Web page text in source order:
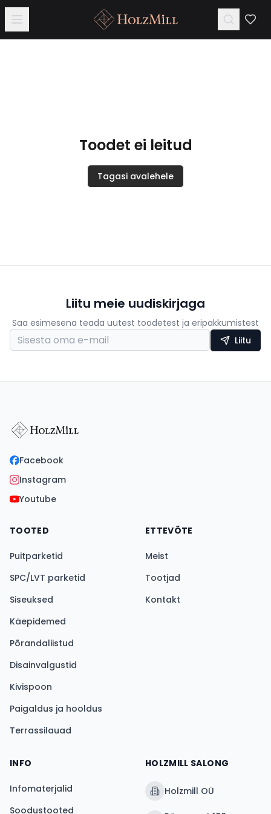
Toodet ei leitud
Tagasi avalehele
Liitu meie uudiskirjaga
Saa esimesena teada uutest toodetest ja eripakkumistest
Liitu
Facebook
Instagram
Youtube
TOOTED
Puitparketid
SPC/LVT parketid
Siseuksed
Käepidemed
Põrandaliistud
Disainvalgustid
Kivispoon
Paigaldus ja hooldus
Terrassilauad
ETTEVÕTE
Meist
Tootjad
Kontakt
INFO
Infomaterjalid
Soodustooted
HOLZMILL SALONG
Holzmill OÜ